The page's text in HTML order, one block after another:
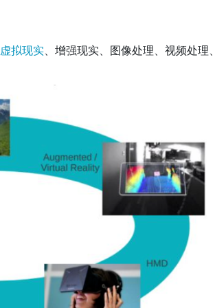
虚拟现实 、增强现实、图像处理、视频处理